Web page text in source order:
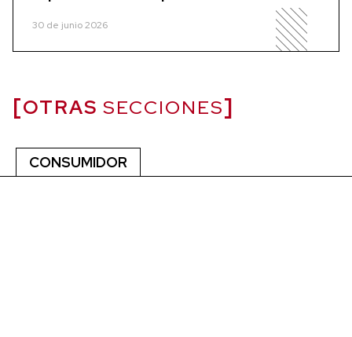
30 de junio 2026
OTRAS SECCIONES
CONSUMIDOR